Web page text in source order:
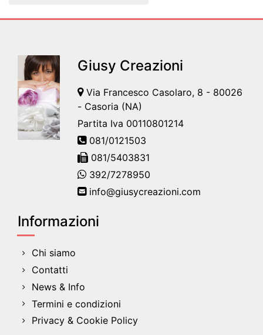
Giusy Creazioni
Via Francesco Casolaro, 8 - 80026
- Casoria (NA)
Partita Iva 00110801214
081/0121503
081/5403831
392/7278950
info@giusycreazioni.com
Informazioni
Chi siamo
Contatti
News & Info
Termini e condizioni
Privacy & Cookie Policy